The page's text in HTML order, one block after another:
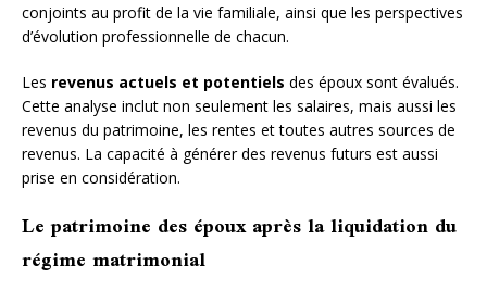
conjoints au profit de la vie familiale, ainsi que les perspectives
d’évolution professionnelle de chacun.
Les revenus actuels et potentiels des époux sont évalués.
Cette analyse inclut non seulement les salaires, mais aussi les
revenus du patrimoine, les rentes et toutes autres sources de
revenus. La capacité à générer des revenus futurs est aussi
prise en considération.
Le patrimoine des époux après la liquidation du
régime matrimonial